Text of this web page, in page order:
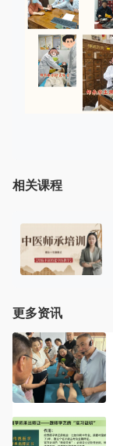
相关课程
更多资讯